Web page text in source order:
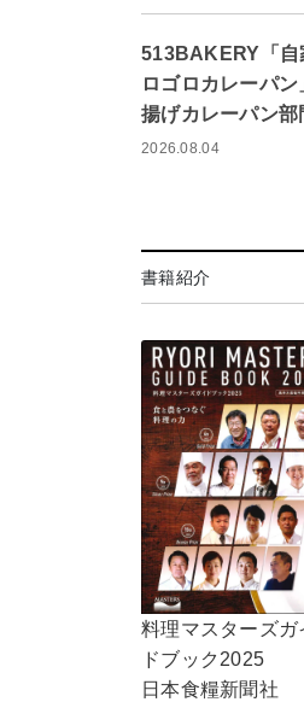
513BAKERY「自
ロゴロカレーパ
揚げカレーパン
2026.08.04
書籍紹介
料理マスターズガ
ドブック2025
日本食糧新聞社